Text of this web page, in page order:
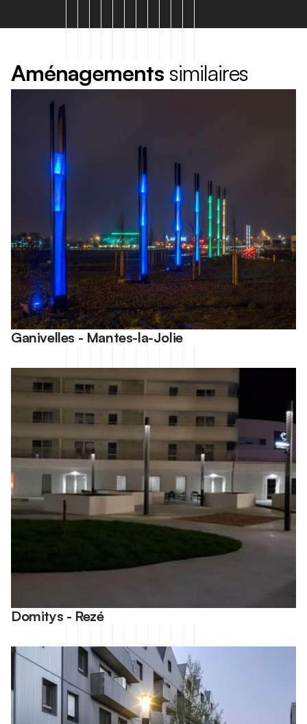
Aménagements similaires
Ganivelles - Mantes-la-Jolie
Domitys - Rezé